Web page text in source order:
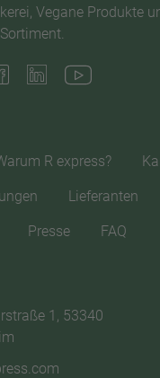
Vegane Produkte
R express?
Lieferanten
Presse FAQ
1, 53340